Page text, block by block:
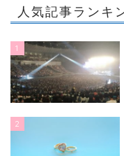
人気記事ランキ
1
2